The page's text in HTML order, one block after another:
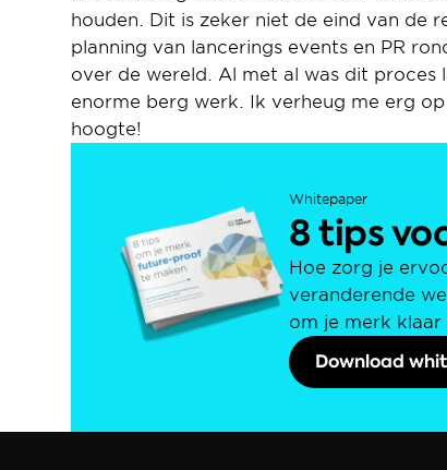
houden. Dit is zeker niet de eind van de
planning van lancerings events en PR
over de wereld. Al met al was dit proces
enorme berg werk. Ik verheug me erg
hoogte!
Whitepaper
8 tips
Hoe zorg je
veranderende
om je merk
Download